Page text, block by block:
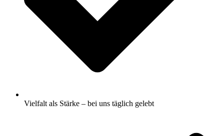
Vielfalt als Stärke – bei uns täglich gelebt